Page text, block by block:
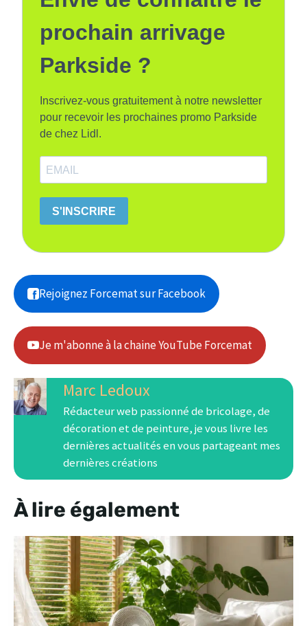
prochain arrivage
Parkside ?
Inscrivez-vous gratuitement à notre newsletter
pour recevoir les prochaines promo Parkside
de chez Lidl.
S'INSCRIRE
Rejoignez Forcemat sur Facebook
Je m'abonne à la chaine YouTube Forcemat
Marc Ledoux
Rédacteur web passionné de bricolage, de
décoration et de peinture, je vous livre les
dernières actualités en vous partageant mes
dernières créations
À lire également